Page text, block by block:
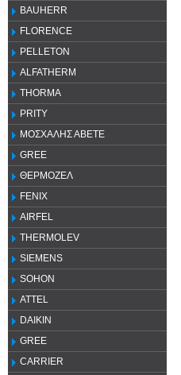
BAUHERR
FLORENCE
PELLETON
ALFATHERM
THORMA
PRITY
ΜΟΣΧΑΛΗΣ ΑΒΕΤΕ
GREE
ΘΕΡΜΟΖΕΛ
FENIX
AIRFEL
THERMOLEV
SIEMENS
SOHON
ATTEL
DAIKIN
GREE
CARRIER